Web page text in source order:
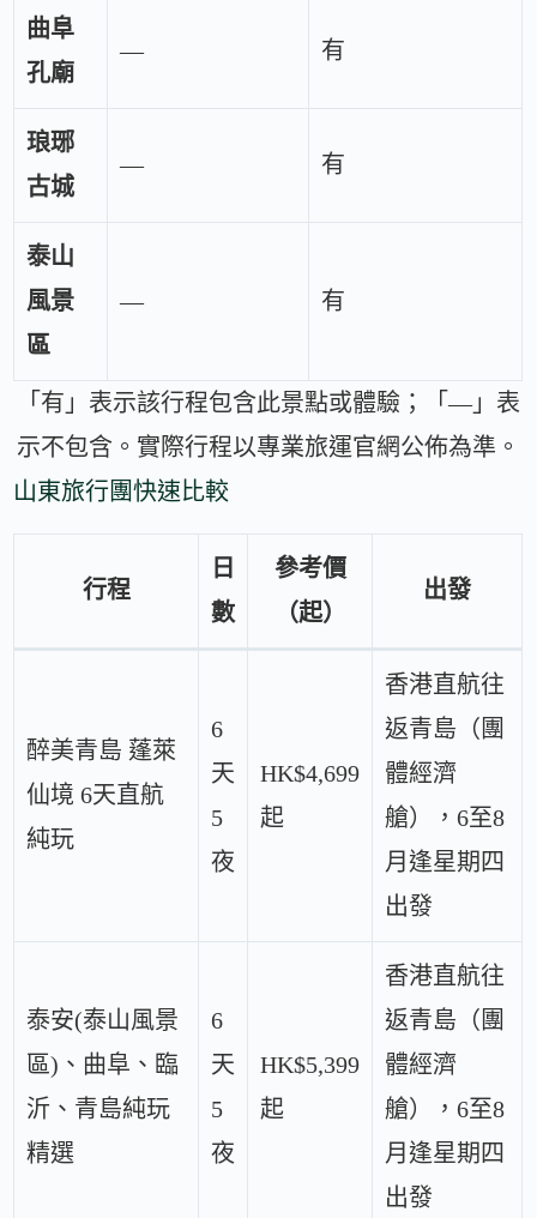
曲阜
孔廟
— 有
琅琊
古城
— 有
泰山
風景
區
— 有
「有」表示該行程包含此景點或體驗；「—」表
示不包含。實際行程以專業旅運官網公佈為準。
山東旅行團快速比較
行程
日
數
參考價
（起）
出發
醉美青島 蓬萊
仙境 6天直航
純玩
6
天
5
夜
HK$4,699
起
香港直航往
返青島（團
體經濟
艙），6至8
月逢星期四
出發
泰安(泰山風景
區)、曲阜、臨
沂、青島純玩
精選
6
天
5
夜
HK$5,399
起
香港直航往
返青島（團
體經濟
艙），6至8
月逢星期四
出發